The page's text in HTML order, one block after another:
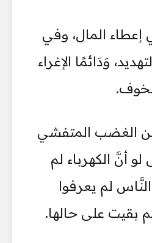
إعطاء المال، وفي
وَدَائمًا الإغراء
الغضب المتفشي
أنَّ الكهرباء لم
لم يعرفوا
بقيت على حالها.